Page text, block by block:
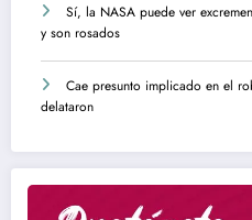
Sí, la NASA puede ver
y son rosados
Cae presunto implicado en el
delataron